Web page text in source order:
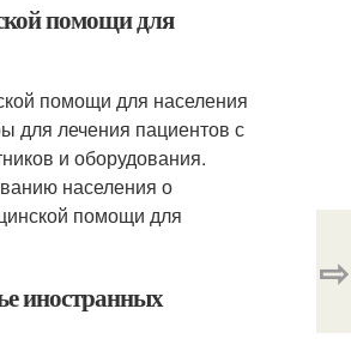
помощи для
помощи для населения
для лечения пациентов с
и оборудования.
населения о
помощи для
иностранных
⇨